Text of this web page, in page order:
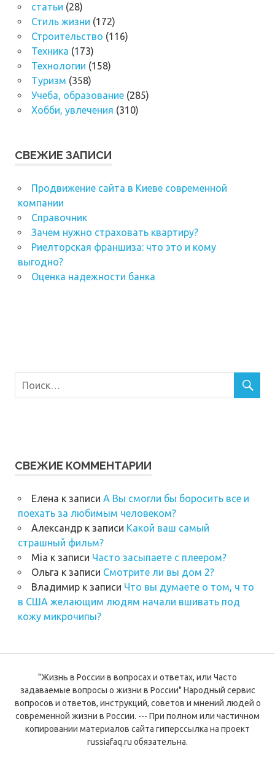
статьи (28)
Стиль жизни (172)
Строительство (116)
Техника (173)
Технологии (158)
Туризм (358)
Учеба, образование(285)
Хобби, увлечения (310)
СВЕЖИЕ ЗАПИСИ
Продвижение сайта в Киеве современной
компании
Справочник
Зачем нужно страховать квартиру?
Риелторская франшиза: что это и кому
выгодно?
Оценка надежности банка
СВЕЖИЕ КОММЕНТАРИИ
Елена к записи А Вы смогли бы боросить все и
поехать за любимым человеком?
Александрк записи Какой ваш самый
страшный фильм?
Mia к записи Часто засыпаете с плеером?
Ольга к записи Смотрите ли вы дом 2?
Владимирк записи Что вы думаете о том, ч то
в США желающим людям начали вшивать под
кожу микрочипы?
"Жизнь в России в вопросах и ответах, или Часто
задаваемые вопросы о жизни в России" Народный сервис
вопросов и ответов, инструкций, советов и мнений людей о
современной жизни в России. --- При полном или частичном
копировании материалов сайта гиперссылка на проект
russiafaq.ru обязательна.